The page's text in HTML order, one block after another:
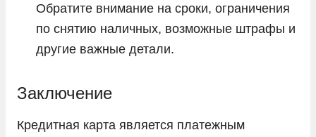
Обратите внимание на сроки, ограничения
по снятию наличных, возможные штрафы и
другие важные детали.
Заключение
Кредитная карта является платежным